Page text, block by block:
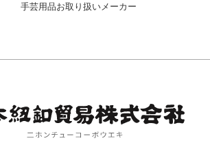
手芸用品お取り扱いメーカー